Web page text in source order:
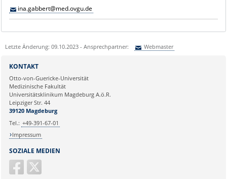
ZUWEISER
ina.gabbert@med.ovgu.de
Letzte Änderung: 09.10.2023 - Ansprechpartner: Webmaster
Ihre E-Mailadresse:
Ihr Anliegen:
SOZIALE MEDIEN
KONTAKT
Otto-von-Guericke-Universität
Medizinische Fakultät
Universitätsklinikum Magdeburg A.ö.R.
Leipziger Str. 44
39120 Magdeburg
Tel.: +49-391-67-01
Impressum